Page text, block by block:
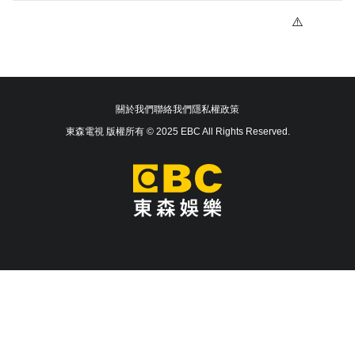
關於我們聯絡我們隱私權政策
東森電視 版權所有 © 2025 EBC All Rights Reserved.